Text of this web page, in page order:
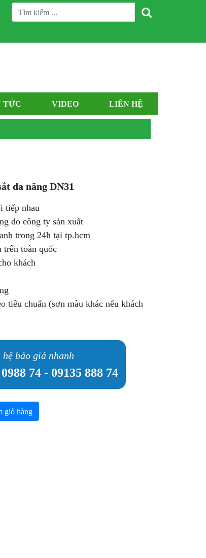
TỨC VIDEO LIÊN HỆ
đa năng DN31
tiếp nhau
do công ty sản xuất
trong 24h tại tp.hcm
trên toàn quốc
khách
tiêu chuẩn (sơn màu khác nếu khách
hệ báo giá nhanh
74 - 09135 888 74
giỏ hàng